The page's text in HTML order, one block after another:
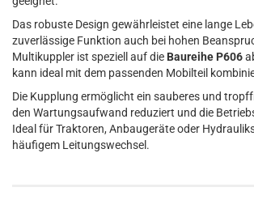
Das robuste Design gewährleistet eine lange
zuverlässige Funktion auch bei hohen
Multikuppler ist speziell auf die Baureihe P606
kann ideal mit dem passenden Mobilteil
Die Kupplung ermöglicht ein sauberes und
den Wartungsaufwand reduziert und die
Ideal für Traktoren, Anbaugeräte oder
häufigem Leitungswechsel.